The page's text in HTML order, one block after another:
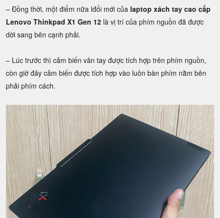
– Đồng thời, một điểm nữa lđổi mới của laptop xách tay cao cấp
Lenovo Thinkpad X1 Gen 12 là vị trí của phím nguồn đã được
dời sang bên cạnh phải.
– Lúc trước thì cảm biến vân tay được tích hợp trên phím nguồn,
còn giờ đây cảm biến được tích hợp vào luôn bàn phím nằm bên
phải phím cách.